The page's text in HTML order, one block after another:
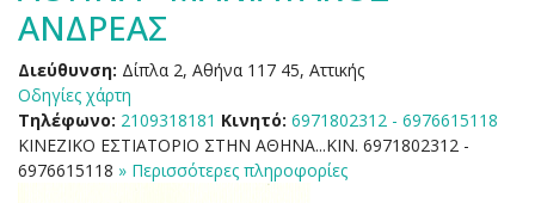
ΑΝΔΡΕΑΣ
Διεύθυνση: Δίπλα 2, Αθήνα 117 45, Αττικής
Οδηγίες χάρτη
Τηλέφωνο: 2109318181 Κινητό: 6971802312 - 6976615118
ΚΙΝΕΖΙΚΟ ΕΣΤΙΑΤΟΡΙΟ ΣΤΗΝ ΑΘΗΝΑ...ΚΙΝ. 6971802312 -
6976615118 » Περισσότερες πληροφορίες